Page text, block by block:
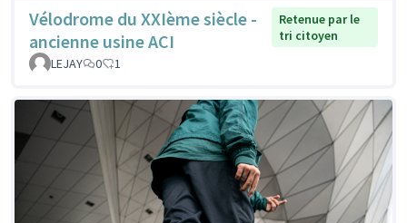
Vélodrome du XXIème siècle -
ancienne usine ACI
Retenue par le
tri citoyen
LEJAY
0 1